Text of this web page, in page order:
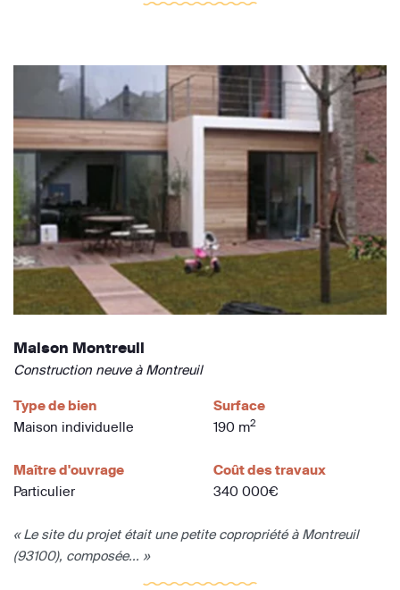
Maison Montreuil
Construction neuve à Montreuil
Type de bien
Maison individuelle
Surface
190 m2
Maître d'ouvrage
Particulier
Coût des travaux
340 000€
« Le site du projet était une petite copropriété à Montreuil
(93100), composée... »